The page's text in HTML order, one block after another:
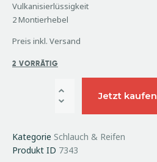
Vulkanisierlüssigkeit
2 Montierhebel
Preis inkl. Versand
2 VORRÄTIG
Jetzt kaufen
Kategorie Schlauch & Reifen
Produkt ID 7343